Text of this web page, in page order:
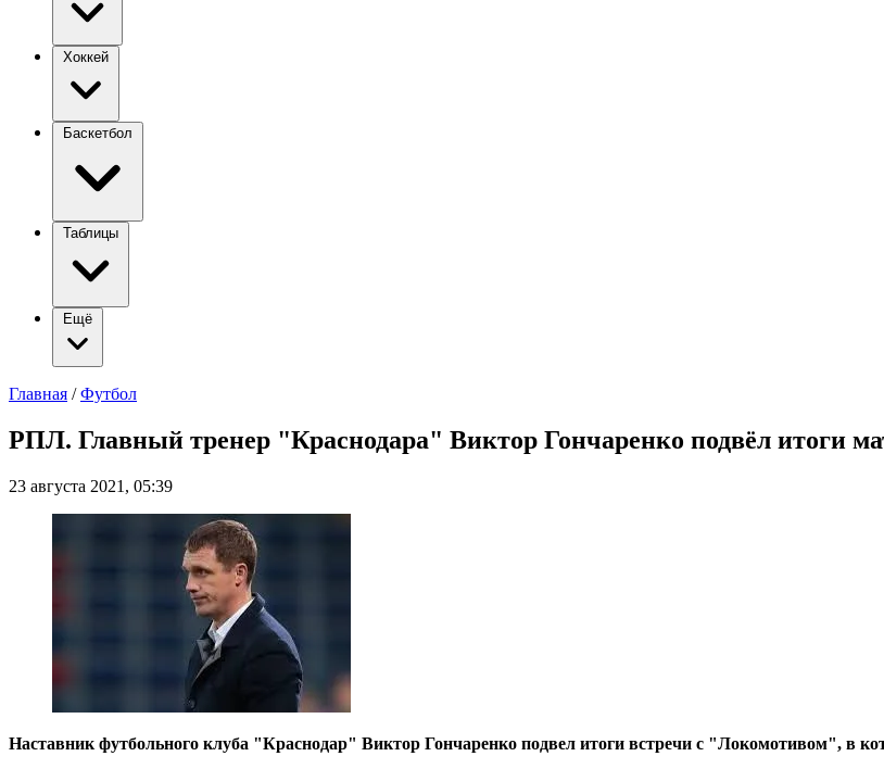
Хоккей
Баскетбол
Таблицы
Ещё
Главная / Футбол
РПЛ. Главный тренер "Краснодара" Виктор Гончаренко подвёл итоги
23 августа 2021, 05:39
Наставник футбольного клуба "Краснодар" Виктор Гончаренко подвел итоги встречи с "Локомотивом", в